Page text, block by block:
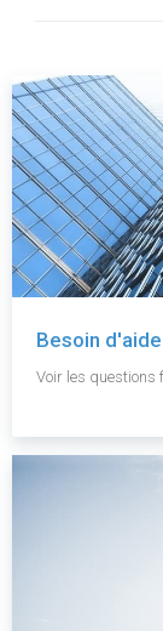
Besoin d'aide
Voir les questions